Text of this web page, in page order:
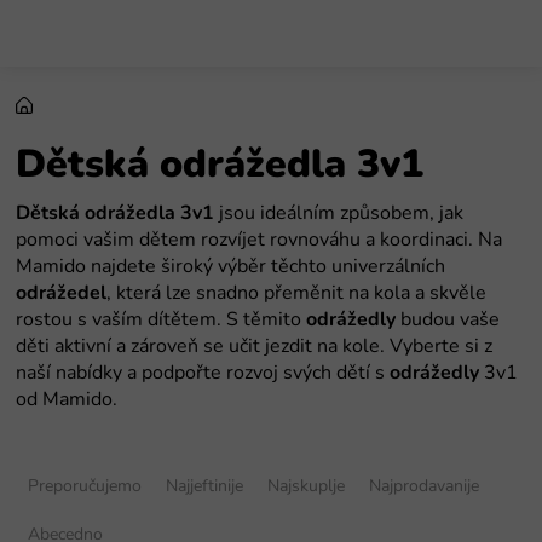
Dětská odrážedla 3v1
Dětská odrážedla 3v1 jsou ideálním způsobem, jak
pomoci vašim dětem rozvíjet rovnováhu a koordinaci. Na
Mamido najdete široký výběr těchto univerzálních
odrážedel, která lze snadno přeměnit na kola a skvěle
rostou s vaším dítětem. S těmito odrážedly budou vaše
děti aktivní a zároveň se učit jezdit na kole. Vyberte si z
naší nabídky a podpořte rozvoj svých dětí s odrážedly 3v1
od Mamido.
Preporučujemo Najjeftinije Najskuplje Najprodavanije
Abecedno